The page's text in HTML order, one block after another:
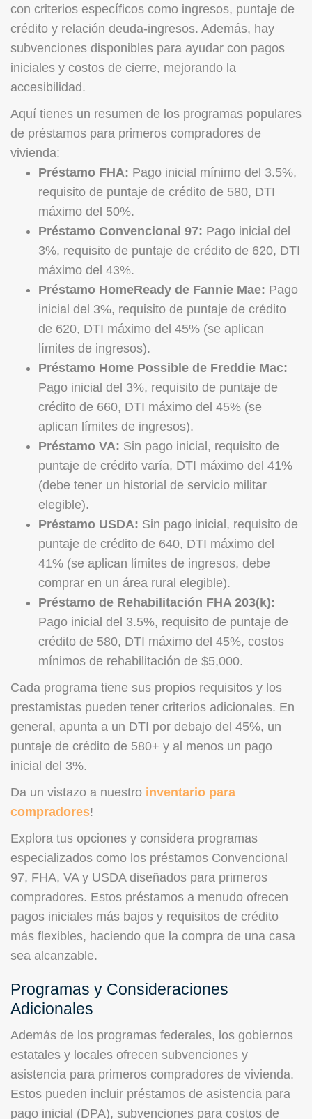
con criterios específicos como ingresos, puntaje de
crédito y relación deuda-ingresos. Además, hay
subvenciones disponibles para ayudar con pagos
iniciales y costos de cierre, mejorando la
accesibilidad.
Aquí tienes un resumen de los programas populares
de préstamos para primeros compradores de
vivienda:
Préstamo FHA: Pago inicial mínimo del 3.5%,
requisito de puntaje de crédito de 580, DTI
máximo del 50%.
Préstamo Convencional 97: Pago inicial del
3%, requisito de puntaje de crédito de 620, DTI
máximo del 43%.
Préstamo HomeReady de Fannie Mae: Pago
inicial del 3%, requisito de puntaje de crédito
de 620, DTI máximo del 45% (se aplican
límites de ingresos).
Préstamo Home Possible de Freddie Mac:
Pago inicial del 3%, requisito de puntaje de
crédito de 660, DTI máximo del 45% (se
aplican límites de ingresos).
Préstamo VA: Sin pago inicial, requisito de
puntaje de crédito varía, DTI máximo del 41%
(debe tener un historial de servicio militar
elegible).
Préstamo USDA: Sin pago inicial, requisito de
puntaje de crédito de 640, DTI máximo del
41% (se aplican límites de ingresos, debe
comprar en un área rural elegible).
Préstamo de Rehabilitación FHA 203(k):
Pago inicial del 3.5%, requisito de puntaje de
crédito de 580, DTI máximo del 45%, costos
mínimos de rehabilitación de $5,000.
Cada programa tiene sus propios requisitos y los
prestamistas pueden tener criterios adicionales. En
general, apunta a un DTI por debajo del 45%, un
puntaje de crédito de 580+ y al menos un pago
inicial del 3%.
Da un vistazo a nuestro inventario para
compradores!
Explora tus opciones y considera programas
especializados como los préstamos Convencional
97, FHA, VA y USDA diseñados para primeros
compradores. Estos préstamos a menudo ofrecen
pagos iniciales más bajos y requisitos de crédito
más flexibles, haciendo que la compra de una casa
sea alcanzable.
Programas y Consideraciones
Adicionales
Además de los programas federales, los gobiernos
estatales y locales ofrecen subvenciones y
asistencia para primeros compradores de vivienda.
Estos pueden incluir préstamos de asistencia para
pago inicial (DPA), subvenciones para costos de